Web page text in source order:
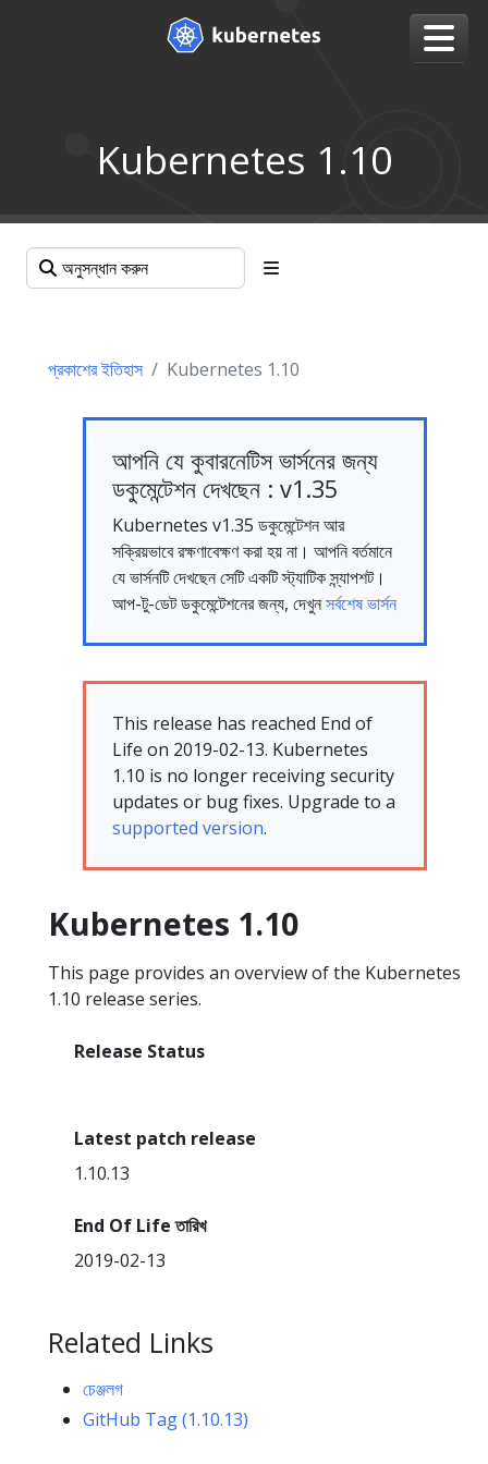
Kubernetes 1.10
প্রকাশের ইতিহাস Kubernetes 1.10
আপনি যে কুবারনেটিস ভার্সনের জন্য
ডকুমেন্টেশন দেখছেন : v1.35
Kubernetes v1.35 ডকুমেন্টেশন আর
সক্রিয়ভাবে রক্ষণাবেক্ষণ করা হয় না। আপনি বর্তমানে
যে ভার্সনটি দেখছেন সেটি একটি স্ট্যাটিক স্ন্যাপশট।
আপ-টু-ডেট ডকুমেন্টেশনের জন্য, দেখুনসর্বশেষ ভার্সন
This release has reached End of
Life on 2019-02-13. Kubernetes
1.10 is no longer receiving security
updates or bug fixes. Upgrade to a
supported version.
Kubernetes 1.10
This page provides an overview of the Kubernetes
1.10 release series.
Release Status
Latest patch release
1.10.13
End Of Life তারিখ
2019-02-13
Related Links
চেঞ্জলগ
GitHub Tag (1.10.13)